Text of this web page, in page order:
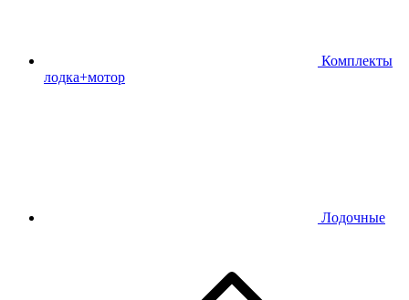
Комплекты
лодка+мотор
Лодочные